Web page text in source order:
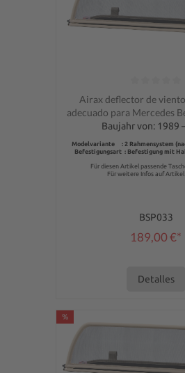
Calificación promedio de 0
Airax deflector de
adecuado para Mercedes
beige
Baujahr von: 1989
Modelvariante : 2 Rahmensystem
Befestigungsart : Befestigung mit
Für diesen Artikel passende
Für weitere Infos auf
BSP033
189,00 €*
Detalles
%